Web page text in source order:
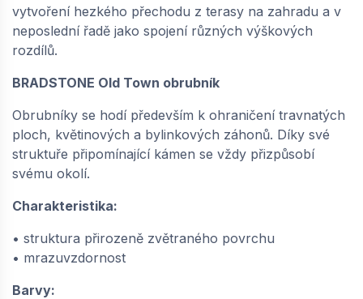
vytvoření hezkého přechodu z terasy na zahradu a v
neposlední řadě jako spojení různých výškových
rozdílů.
BRADSTONE Old Town obrubník
Obrubníky se hodí především k ohraničení travnatých
ploch, květinových a bylinkových záhonů. Díky své
struktuře připomínající kámen se vždy přizpůsobí
svému okolí.
Charakteristika:
• struktura přirozeně zvětraného povrchu
• mrazuvzdornost
Barvy: